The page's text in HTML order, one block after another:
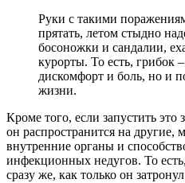
Руки с такими
прятать, летом стыдно
босоножки и сандалии,
курорты. То есть, грибок
дискомфорт и боль, но и
жизни.
Кроме того, если запустить это
он распространится на другие,
внутренние органы и
инфекционных недугов. То
сразу же, как только он